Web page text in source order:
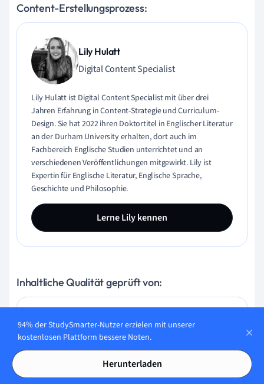
Content-Erstellungsprozess:
Lily Hulatt
Digital Content Specialist
Lily Hulatt ist Digital Content Specialist mit über drei
Jahren Erfahrung in Content-Strategie und Curriculum-
Design. Sie hat 2022 ihren Doktortitel in Englischer Literatur
an der Durham University erhalten, dort auch im
Fachbereich Englische Studien unterrichtet und an
verschiedenen Veröffentlichungen mitgewirkt. Lily ist
Expertin für Englische Literatur, Englische Sprache,
Geschichte und Philosophie.
Lerne Lily kennen
Inhaltliche Qualität geprüft von:
Gabriel Freitas
AI Engineer
94% der StudySmarter-Nutzer erzielen mit unserer
kostenlosen Plattform bessere Noten.
Herunterladen